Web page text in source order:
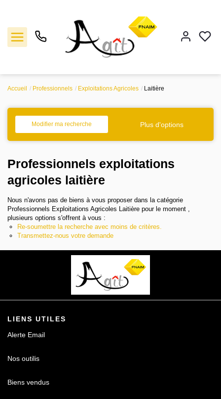
Location
Notre agence
Estimation
Contact
Accueil Professionnels Exploitations Agricoles Laitière
Modifier ma recherche Plus d'options
Professionnels exploitations
agricoles laitière
Nous n'avons pas de biens à vous proposer dans la catégorie
Professionnels Exploitations Agricoles Laitière pour le moment ,
plusieurs options s'offrent à vous :
Re-soumettre la recherche avec moins de critères.
Transmettez-nous votre demande
LIENS UTILES
Alerte Email
Nos outilis
Biens vendus